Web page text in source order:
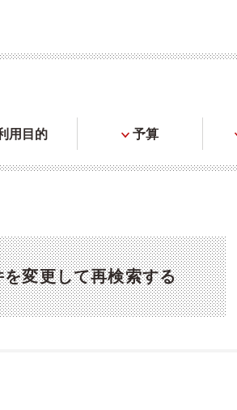
用目的 予算
を変更して再検索する